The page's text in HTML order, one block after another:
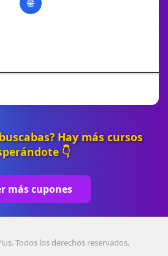
🌐
Hay más cursos
👇
más cupones
Todos los derechos reservados.